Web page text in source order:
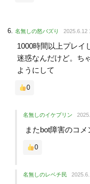
名無しの怒バズり 2025.6.12
1000時間以上プレイ
迷惑なんだけど。ち
ようにして
0
名無しのイケプリン
またbot障害のコメ
0
名無しのレベチ民